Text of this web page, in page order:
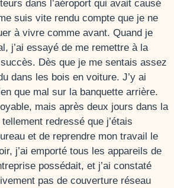
dans l’aéroport qui avait causé
suis vite rendu compte que je ne
à vivre comme avant. Quand je
j’ai essayé de me remettre à la
Dès que je me sentais assez
dans les bois en voiture. J’y ai
que mal sur la banquette arrière.
mais après deux jours dans la
redressé que j’étais
et de reprendre mon travail le
j’ai emporté tous les appareils de
possédait, et j’ai constaté
pas de couverture réseau